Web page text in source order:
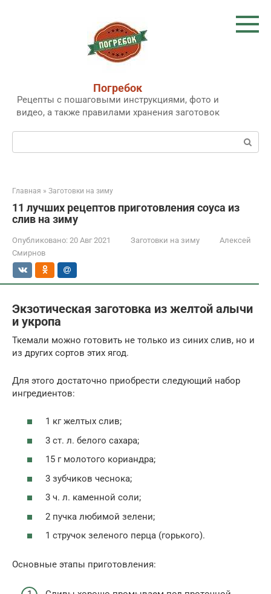
Погребок
Рецепты с пошаговыми инструкциями, фото и
видео, а также правилами хранения заготовок
Поиск:
Главная » Заготовки на зиму
11 лучших рецептов приготовления соуса из
слив на зиму
Опубликовано: 20 Авг 2021 Заготовки на зиму
Алексей
Смирнов
Экзотическая заготовка из желтой алычи
и укропа
Ткемали можно готовить не только из синих слив, но и
из других сортов этих ягод.
Для этого достаточно приобрести следующий набор
ингредиентов:
1 кг желтых слив;
3 ст. л. белого сахара;
15 г молотого кориандра;
3 зубчиков чеснока;
3 ч. л. каменной соли;
2 пучка любимой зелени;
1 стручок зеленого перца (горького).
Основные этапы приготовления: